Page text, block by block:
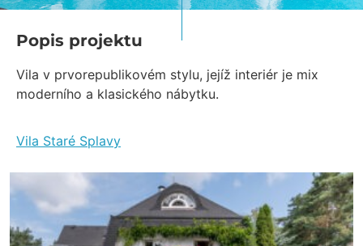
Popis projektu
Vila v prvorepublikovém stylu, jejíž interiér je mix
moderního a klasického nábytku.
Vila Staré Splavy